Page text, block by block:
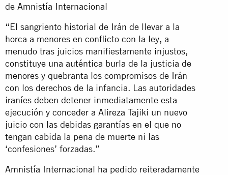
de Amnistía Internacional
“El sangriento historial de Irán de llevar a la
horca a menores en conflicto con la ley, a
menudo tras juicios manifiestamente injustos,
constituye una auténtica burla de la justicia de
menores y quebranta los compromisos de Irán
con los derechos de la infancia. Las autoridades
iraníes deben detener inmediatamente esta
ejecución y conceder a Alireza Tajiki un nuevo
juicio con las debidas garantías en el que no
tengan cabida la pena de muerte ni las
‘confesiones’ forzadas.”
Amnistía Internacional ha pedido reiteradamente